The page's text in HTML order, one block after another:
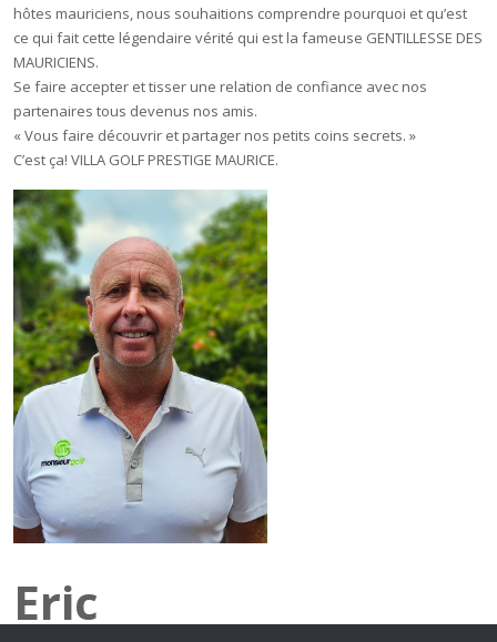
hôtes mauriciens, nous souhaitions comprendre pourquoi et qu’est
ce qui fait cette légendaire vérité qui est la fameuse GENTILLESSE DES
MAURICIENS.
Se faire accepter et tisser une relation de confiance avec nos
partenaires tous devenus nos amis.
« Vous faire découvrir et partager nos petits coins secrets. »
C’est ça! VILLA GOLF PRESTIGE MAURICE.
Eric